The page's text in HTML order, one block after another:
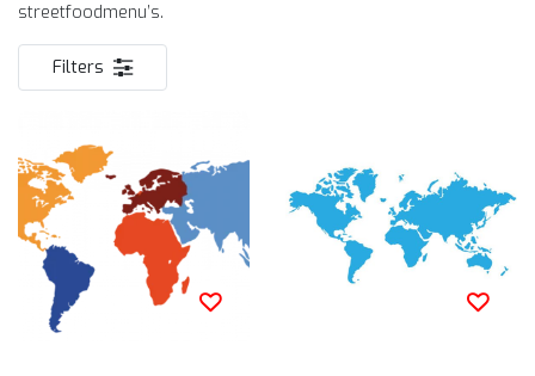
streetfoodmenu’s.
Filters